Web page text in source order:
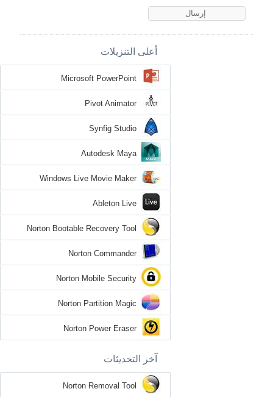
أعلى التنزيلات
Microsoft PowerPoint
Pivot Animator
Synfig Studio
Autodesk Maya
Windows Live Movie Maker
Ableton Live
Norton Bootable Recovery Tool
Norton Commander
Norton Mobile Security
Norton Partition Magic
Norton Power Eraser
آخر التحديثات
Norton Removal Tool